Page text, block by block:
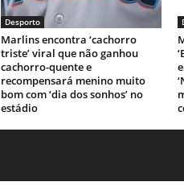
Desporto
Marlins encontra ‘cachorro
triste’ viral que não ganhou
cachorro-quente e
recompensará menino muito
bom com ‘dia dos sonhos’ no
estádio